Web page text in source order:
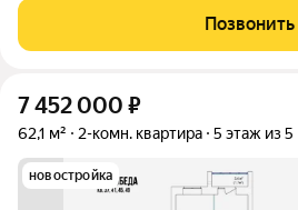
современный 5-этажный кирпичный
созданный в формате уютного
Позвонить
7 452 000 ₽
62,1 м² 2-комн. квартира 5 этаж из 5
новостройка